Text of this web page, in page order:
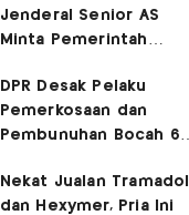
Jenderal Senior AS
Minta Pemerintah
Lawan Iran
DPR Desak Pelaku
Pemerkosaan dan
Pembunuhan Bocah 6
Dihukum Seumur Hidup
Nekat Jualan Tramadol
dan Hexymer, Pria Ini